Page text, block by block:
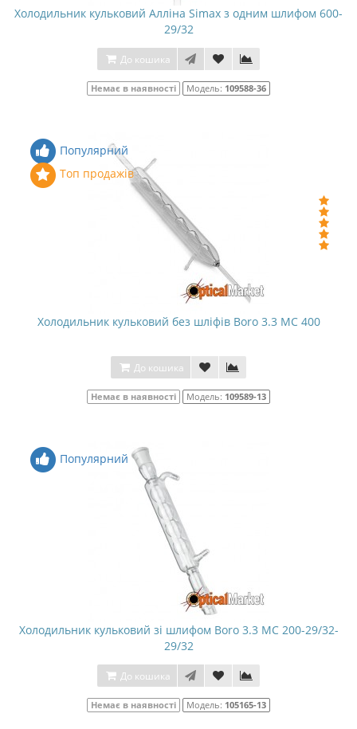
Холодильник кульковий Алліна Simax з одним шлифом 600-
29/32
До кошика
Немає в наявності Модель: 109588-36
Популярний
Топ продажів
Холодильник кульковий без шліфів Boro 3.3 МС 400
До кошика
Немає в наявності Модель: 109589-13
Популярний
Холодильник кульковий зі шлифом Boro 3.3 МС 200-29/32-
29/32
До кошика
Немає в наявності Модель: 105165-13